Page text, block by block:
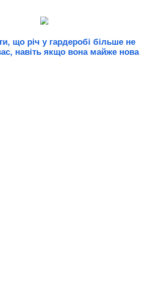
що річ у гардеробі більше не
навіть якщо вона майже нова